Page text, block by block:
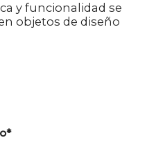
y funcionalidad se
objetos de diseño